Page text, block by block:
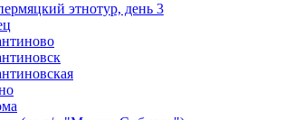
этнотур, день 3